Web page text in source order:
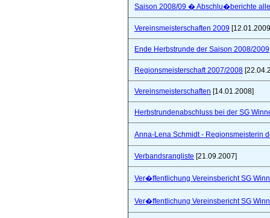
Saison 2008/09 � Abschlu�berichte
Vereinsmeisterschaften 2009
Ende Herbstrunde der Saison 2008/2009
Regionsmeisterschaft 2007/2008
Vereinsmeisterschaften [14.01.2008]
Herbstrundenabschluss bei der SG
Anna-Lena Schmidt - Regionsmeisterin
Verbandsrangliste [21.09.2007]
Ver�ffentlichung Vereinsbericht SG
Ver�ffentlichung Vereinsbericht SG